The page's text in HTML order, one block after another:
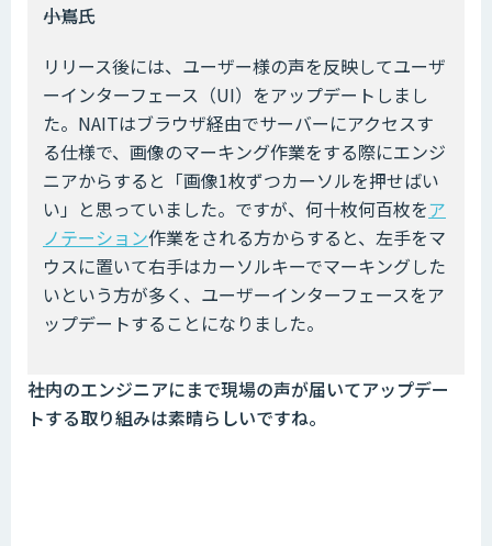
――小嶌氏
リリース後には、ユーザー様の声を反映してユーザ
ーインターフェース（UI）をアップデートしまし
た。NAITはブラウザ経由でサーバーにアクセスす
る仕様で、画像のマーキング作業をする際にエンジ
ニアからすると「画像1枚ずつカーソルを押せばい
い」と思っていました。ですが、何十枚何百枚をア
ノテーション作業をされる方からすると、左手をマ
ウスに置いて右手はカーソルキーでマーキングした
いという方が多く、ユーザーインターフェースをア
ップデートすることになりました。
――社内のエンジニアにまで現場の声が届いてアップデー
トする取り組みは素晴らしいですね。